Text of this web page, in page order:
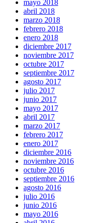
mayo 2018
abril 2018
marzo 2018
febrero 2018
enero 2018
diciembre 2017
noviembre 2017
octubre 2017
septiembre 2017
agosto 2017
julio 2017
junio 2017
mayo 2017
abril 2017
marzo 2017
febrero 2017
enero 2017
diciembre 2016
noviembre 2016
octubre 2016
septiembre 2016
agosto 2016
julio 2016
junio 2016
mayo 2016